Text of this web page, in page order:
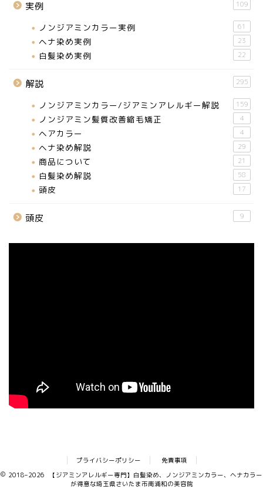
実例 109
ノンジアミンカラー実例 61
ヘナ染め実例 23
白髪染め実例 22
解説 295
ノンジアミンカラー/ジアミンアレルギー解説 159
ノンジアミン髪質改善縮毛矯正 4
ヘアカラー 4
ヘナ染め解説 29
商品について 21
白髪染め解説 58
頭皮 17
頭皮 9
プライバシーポリシー
免責事項
2018–2026 【ジアミンアレルギー専門】白髪染め、ノンジアミンカラー、ヘナカラー
が得意な埼玉県さいたま市南浦和の美容院